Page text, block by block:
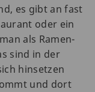
es gibt an fast
oder ein
als Ramen-
sind in der
hinsetzen
und dort